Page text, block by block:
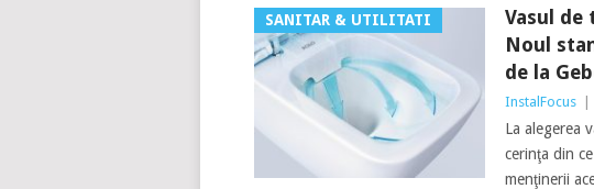
SANITAR & UTILITATI
Vasul de
Noul
de la
InstalFocus
La alegerea
cerinţa din
menţinerii